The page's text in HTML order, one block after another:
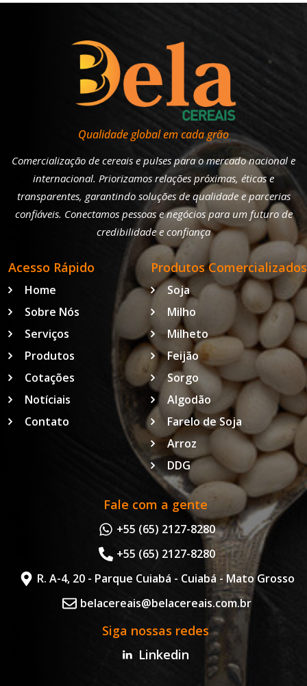
Qualidade global em cada grão
Comercialização de cereais e pulses para o mercado nacional e
internacional. Priorizamos relações próximas, éticas e
transparentes, garantindo soluções de qualidade e parcerias
confiáveis. Conectamos pessoas e negócios para um futuro de
credibilidade e confiança
Acesso Rápido
Home
Sobre Nós
Serviços
Produtos
Cotações
Notíciais
Contato
Produtos Comercializados
Soja
Milho
Milheto
Feijão
Sorgo
Algodão
Farelo de Soja
Arroz
DDG
Fale com a gente
+55 (65) 2127-8280
+55 (65) 2127-8280
R. A-4, 20 - Parque Cuiabá - Cuiabá - Mato Grosso
belacereais@belacereais.com.br
Siga nossas redes
Linkedin